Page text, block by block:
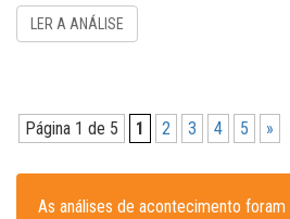
LER A ANÁLISE
Página 1 de 5 1 2 3 4 5 »
As análises de acontecimento